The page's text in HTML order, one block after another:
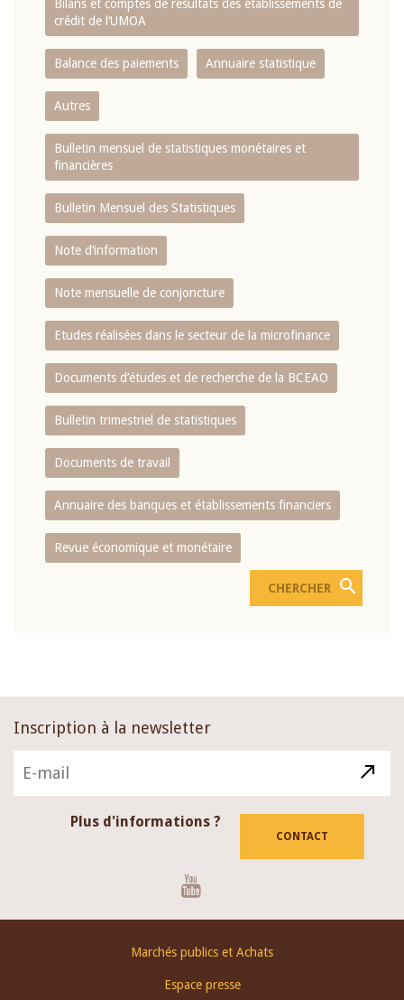
Bilans et comptes de résultats des établissements de
crédit de l‘UMOA
Balance des paiements Annuaire statistique
Autres
Bulletin mensuel de statistiques monétaires et
financières
Bulletin Mensuel des Statistiques
Note d’information
Note mensuelle de conjoncture
Etudes réalisées dans le secteur de la microfinance
Documents d’études et de recherche de la BCEAO
Bulletin trimestriel de statistiques
Documents de travail
Annuaire des banques et établissements financiers
Revue économique et monétaire
Inscription à la newsletter
Plus d'informations ?
CONTACT
Marchés publics et Achats
Espace presse